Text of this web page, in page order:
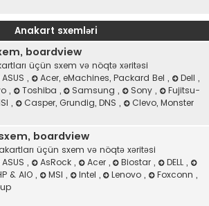
Anakart sxemləri
boardview
üçün sxem və nöqtə xəritəsi
ASUS , Acer, eMachines, Packard Bel , Dell ,
, Toshiba , Samsung, Sony,
Fujitsu-
, Casper, Grundig, DNS ,
Clevo, Monster
boardview
üçün sxem və nöqtə xəritəsi
ASUS , AsRock , Acer , Biostar, DELL,
& AIO , MSI , Intel , Lenovo, Foxconn,